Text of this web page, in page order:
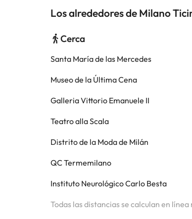
Los alrededores de Milano
Cerca
Santa María de las Mercedes
Museo de la Última Cena
Galleria Vittorio Emanuele II
Teatro alla Scala
Distrito de la Moda de Milán
QC Termemilano
Instituto Neurológico Carlo Besta
Todas las distancias se calculan en